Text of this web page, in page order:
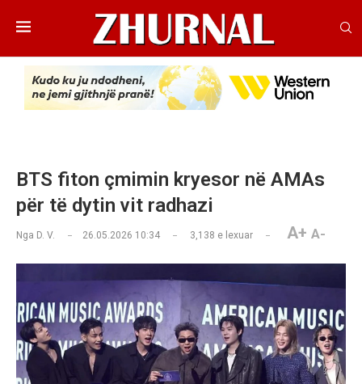
BTS fiton çmimin kryesor në AMAs
për të dytin vit radhazi
Nga D. V. 26.05.2026 10:34 3,138 e lexuar A+ A-